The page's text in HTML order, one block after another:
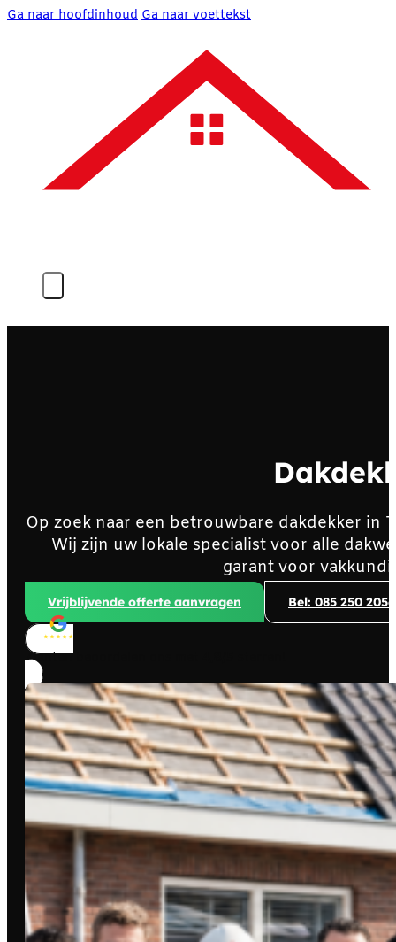
Ga naar hoofdinhoud Ga naar voettekst
Op zoek naar een betrouwbare dakdekker in
Wij zijn uw lokale specialist voor alle
garant voor
Vrijblijvende offerte aanvragen Bel: 085 250 2056
Klanten beoordelen ons met